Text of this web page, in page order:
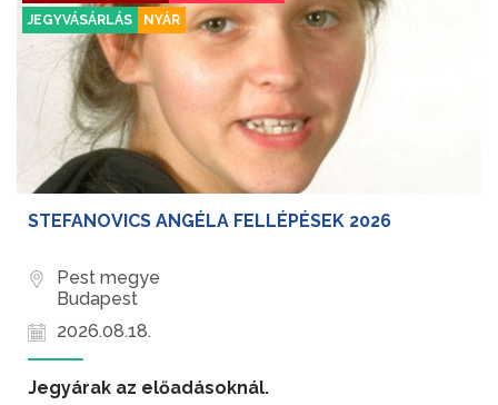
JEGYVÁSÁRLÁS
NYÁR
STEFANOVICS ANGÉLA FELLÉPÉSEK 2026
Pest megye
Budapest
2026.08.18.
Jegyárak az előadásoknál.